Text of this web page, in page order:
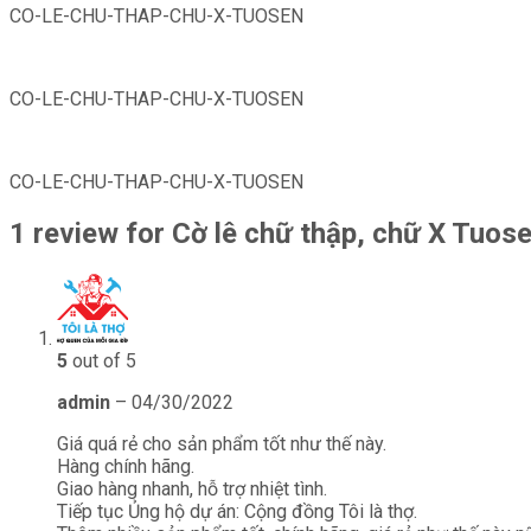
CO-LE-CHU-THAP-CHU-X-TUOSEN
CO-LE-CHU-THAP-CHU-X-TUOSEN
CO-LE-CHU-THAP-CHU-X-TUOSEN
1 review for Cờ lê chữ thập, chữ X
5 out of 5
admin – 04/30/2022
Giá quá rẻ cho sản phẩm tốt như thế này.
Hàng chính hãng.
Giao hàng nhanh, hỗ trợ nhiệt tình.
Tiếp tục Ủng hộ dự án: Cộng đồng Tôi là thợ.